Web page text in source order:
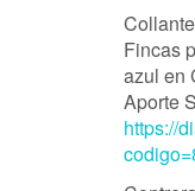
Fincas
azul en
Aporte
https://